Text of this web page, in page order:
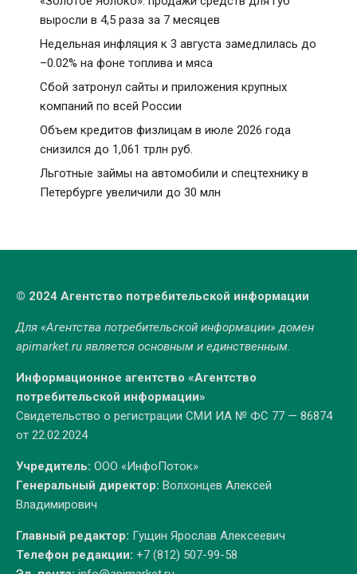
выросли в 4,5 раза за 7 месяцев
Недельная инфляция к 3 августа замедлилась до
–0.02% на фоне топлива и мяса
Сбой затронул сайты и приложения крупных
компаний по всей России
Объем кредитов физлицам в июле 2026 года
снизился до 1,061 трлн руб.
Льготные займы на автомобили и спецтехнику в
Петербурге увеличили до 30 млн
© 2024 Агентство потребительской информации
Для «Агентства потребительской информации» домен
apimarket.ruявляется основным и единственным.
Информационное агентство «Агентство
потребительской информации»
Свидетельство о регистрации СМИ ИА № ФС 77 — 86874
от 22.02.2024
Учредитель: ООО «ИнфоПоток»
Генеральный директор: Волхонцев Алексей
Владимирович
Главный редактор: Гущин Ярослав Алексеевич
Телефон редакции: +7 (812) 507-99-58